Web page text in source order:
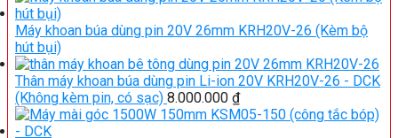
Máy khoan búa dùng pin 20V 26mm KRH20V-26 (Kèm bộ
hút bụi)
Thân máy khoan búa dùng pin Li-ion 20V KRH20V-26 - DCK
(Không kèm pin, có sạc) 8.000.000 ₫